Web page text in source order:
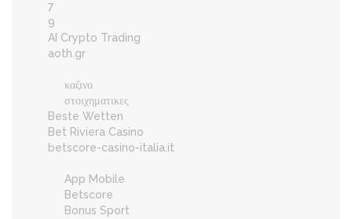
7
9
AI Crypto Trading
aoth.gr
καζινο
στοιχηματικες
Beste Wetten
Bet Riviera Casino
betscore-casino-italia.it
App Mobile
Betscore
Bonus Sport